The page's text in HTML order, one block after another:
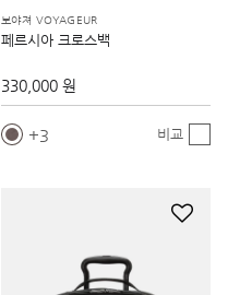
보야져 VOYAGEUR
페르시아 크로스백
330,000 원
3 비교